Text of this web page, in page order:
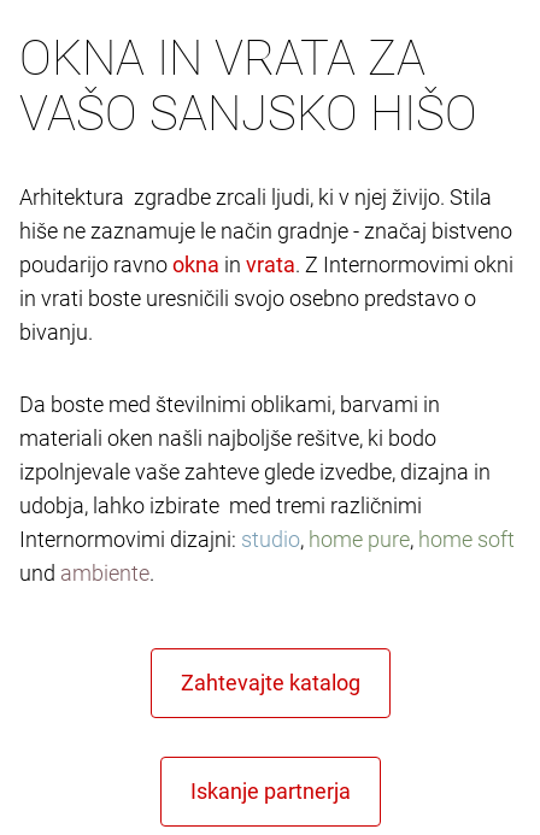
OKNA IN VRATA ZA
VAŠO SANJSKO HIŠO
Arhitektura zgradbe zrcali ljudi, ki v njej živijo. Stila
hiše ne zaznamuje le način gradnje - značaj bistveno
poudarijo ravno
in
. Z Internormovimi okni
in vrati boste uresničili svojo osebno predstavo o
bivanju.
Da boste med številnimi oblikami, barvami in
materiali oken našli najboljše rešitve, ki bodo
izpolnjevale vaše zahteve glede izvedbe, dizajna in
udobja, lahko izbirate med tremi različnimi
Internormovimi dizajni: studio, home pure, home soft
und ambiente.